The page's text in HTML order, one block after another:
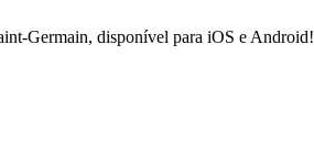
Germain, disponível para iOS e Android!